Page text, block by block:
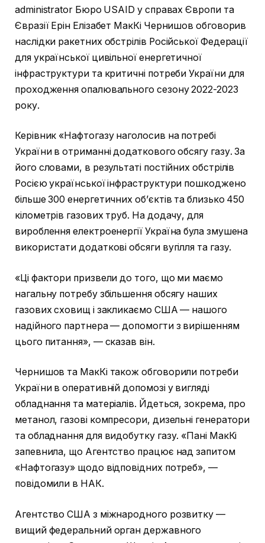
administrator Бюро USAID у справах Європи та
Євразії Ерін Елізабет МакКі Чернишов обговорив
наслідки ракетних обстрілів Російської Федерації
для української цивільної енергетичної
інфраструктури та критичні потреби України для
проходження опалювального сезону 2022-2023
року.
Керівник «Нафтогазу наголосив на потребі
України в отриманні додаткового обсягу газу. За
його словами, в результаті постійних обстрілів
Росією української інфраструктури пошкоджено
більше 300 енергетичних об’єктів та близько 450
кілометрів газових труб. На додачу, для
вироблення електроенергії Україна була змушена
використати додаткові обсяги вугілля та газу.
«Ці фактори призвели до того, що ми маємо
нагальну потребу збільшення обсягу наших
газових сховищ і закликаємо США — нашого
надійного партнера — допомогти з вирішенням
цього питання», — сказав він.
Чернишов та МакКі також обговорили потреби
України в оперативній допомозі у вигляді
обладнання та матеріалів. Йдеться, зокрема, про
метанол, газові компресори, дизельні генератори
та обладнання для видобутку газу. «Пані МакКі
запевнила, що Агентство працює над запитом
«Нафтогазу» щодо відповідних потреб», —
повідомили в НАК.
Агентство США з міжнародного розвитку —
вищий федеральний орган державного